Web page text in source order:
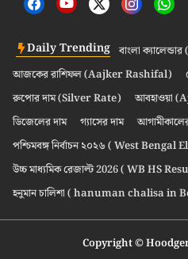
Daily Trending বাংলা
আজকের রাশিফল (Aajker Rashifal)
রুপোর দাম (Silver Rate)
আবহাওয়া
ডিজেলের দাম
গ্যাসের দাম
পশ্চিমবঙ্গ নির্বাচন ২০২৬ ( West Bengal
উচ্চ মাধ্যমিক রেজাল্ট 2026 ( WB HS
হনুমান চালিশা ( hanuman chalisa in
Copyright ©